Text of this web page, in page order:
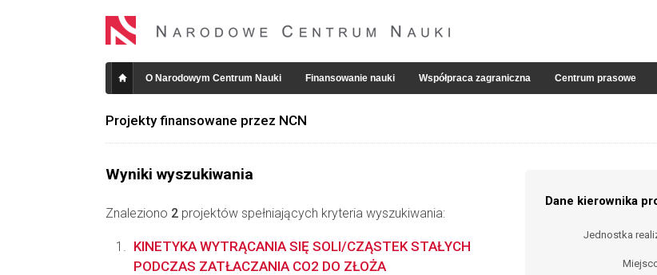
O Narodowym Centrum Nauki Finansowanie nauki Współpraca zagraniczna Centrum prasowe
Projekty finansowane przez NCN
Wyniki wyszukiwania
Znaleziono 2 projektów spełniających kryteria wyszukiwania:
Dane kierownika
Jednostka
KINETYKA WYTRĄCANIA SIĘ SOLI/CZĄSTEK STAŁYCH
PODCZAS ZATŁACZANIA CO2 DO ZŁOŻA